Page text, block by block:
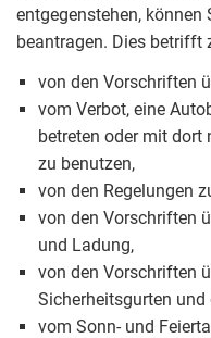
entgegenstehen, können
beantragen. Dies betrifft
von den Vorschriften
vom Verbot, eine
betreten oder mit dort
zu benutzen,
von den Regelungen
von den Vorschriften
und Ladung,
von den Vorschriften
Sicherheitsgurten
vom Sonn- und